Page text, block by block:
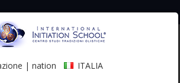
iscriviti alla mailing list
| nation ITALIA